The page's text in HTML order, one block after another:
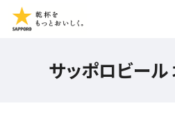
サッポロビー